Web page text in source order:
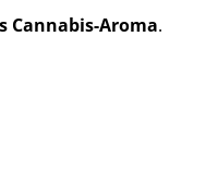
Cannabis-Aroma.